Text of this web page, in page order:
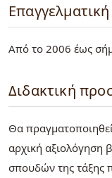
Από το 2006 έως
Διδακτική
Θα
αρχική αξιολόγηση
σπουδών της τάξης